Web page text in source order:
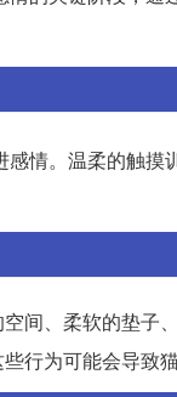
情。温柔的触摸
间、柔软的垫子
行为可能会导致猫